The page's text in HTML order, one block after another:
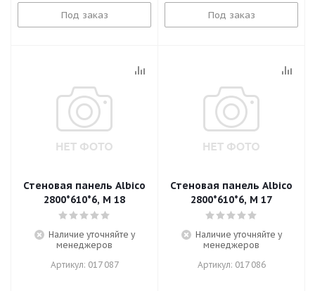
Под заказ Под заказ
Стеновая панель Albico
2800*610*6, M 18
Наличие уточняйте у
менеджеров
Артикул: 017 087
Стеновая панель Albico
2800*610*6, M 17
Наличие уточняйте у
менеджеров
Артикул: 017 086